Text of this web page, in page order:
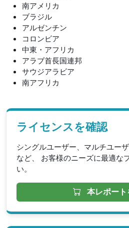
南アメリカ
ブラジル
アルゼンチン
コロンビア
中東・アフリカ
アラブ首長国連邦
サウジアラビア
南アフリカ
ライセンスを確認
シングルユーザー、マルチユー
など、 お客様のニーズに最適な
い。
本レポー